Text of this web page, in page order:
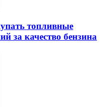
топливные
за качество бензина